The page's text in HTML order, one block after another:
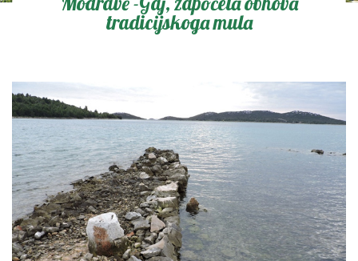
tradicijskoga mula